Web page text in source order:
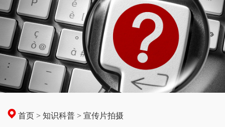
首页 >知识科普 >宣传片拍摄